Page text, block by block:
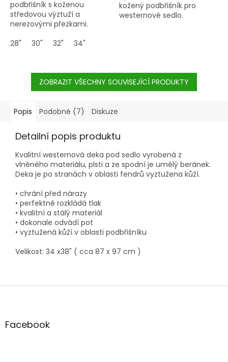
podbřišník s koženou
středovou výztuží a
nerezovými přezkami.
28"
30" 32" 34"
kožený podbřišník pro
westernové sedlo.
ZOBRAZIT VŠECHNY SOUVISEJÍCÍ PRODUKTY
Popis Podobné (7) Diskuze
Detailní popis produktu
Kvalitní westernová deka pod sedlo vyrobená z
vlněného materiálu, plsti a ze spodní je umělý beránek.
Deka je po stranách v oblasti fendrů vyztužena kůží.
• chrání před nárazy
• perfektně rozkládá tlak
• kvalitní a stálý materiál
• dokonale odvádí pot
• vyztužená kůží v oblasti podbřišníku
Velikost: 34 x38" ( cca 87 x 97 cm )
Z
aFacebook